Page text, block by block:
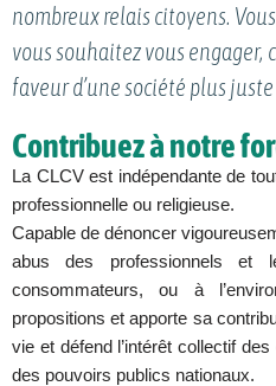
nombreux relais citoyens.
vous souhaitez vous engager,
faveur d’une société plus
Contribuez à notre
La CLCV est indépendante de
professionnelle ou religieuse.
Capable de dénoncer
abus des professionnels et
consommateurs, ou à
propositions et apporte sa
vie et défend l’intérêt collectif
des pouvoirs publics nationaux.